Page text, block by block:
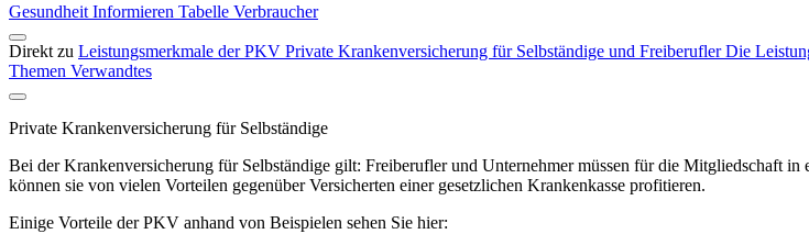
Gesundheit Informieren Tabelle Verbraucher
Direkt zu Leistungsmerkmale der PKV Private Krankenversicherung für Selbständige und FreiberuflerDie
Themen Verwandtes
Private Krankenversicherung für Selbständige
Bei der Krankenversicherung für Selbständige gilt: Freiberufler und Unternehmer müssen für die Mitgliedschaft
können sie von vielen Vorteilen gegenüber Versicherten einer gesetzlichen Krankenkasse profitieren.
Einige Vorteile der PKV anhand von Beispielen sehen Sie hier: